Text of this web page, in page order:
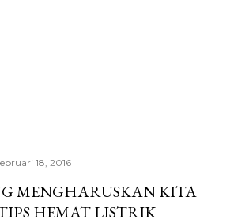
18, 2016
MENGHARUSKAN KITA
HEMAT LISTRIK